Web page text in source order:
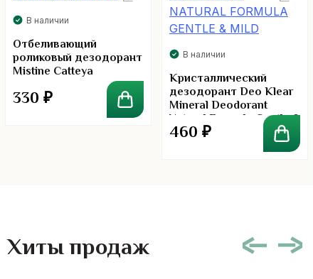
В наличии
Отбеливающий
роликовый дезодорант
Mistine Catteya
330 ₽
В наличии
Кристаллический
дезодорант Deo Klear
Mineral Deodorant
Natural Formula Gentle &
Mild
460 ₽
Хиты продаж